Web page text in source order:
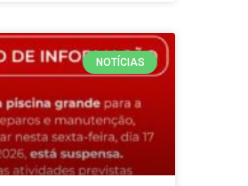
NOTÍCIAS